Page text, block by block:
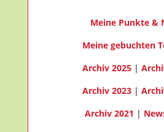
Meine Punkte &
Meine gebuchten
Archiv 2025|
Archiv 2023|
Archiv 2021 |